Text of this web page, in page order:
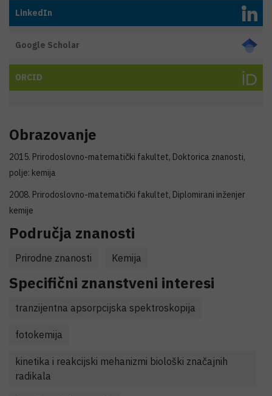
LinkedIn
Google Scholar
ORCID
Obrazovanje
2015. Prirodoslovno-matematički fakultet, Doktorica znanosti,
polje: kemija
2008. Prirodoslovno-matematički fakultet, Diplomirani inženjer
kemije
Područja znanosti
Prirodne znanosti Kemija
Specifični znanstveni interesi
tranzijentna apsorpcijska spektroskopija
fotokemija
kinetika i reakcijski mehanizmi biološki značajnih
radikala